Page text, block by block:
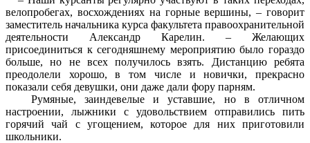
велопробегах, восхождениях на горные вершины, – говорит
заместитель начальника курса факультета правоохранительной
деятельности Александр Карелин. – Желающих
присоединиться к сегодняшнему мероприятию было гораздо
больше, но не всех получилось взять. Дистанцию ребята
преодолели хорошо, в том числе и новички, прекрасно
показали себя девушки, они даже дали фору парням.
Румяные, заиндевелые и уставшие, но в отличном
настроении, лыжники с удовольствием отправились пить
горячий чай с угощением, которое для них приготовили
школьники.